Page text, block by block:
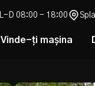
L-D 08:00 - 18:00
Vinde-ți mașina